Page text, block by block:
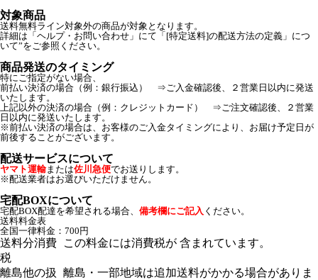
対象商品
送料無料ライン対象外の商品が対象となります。
詳細は「ヘルプ・お問い合わせ」にて「[特定送料]の配送方法の定義」につ
いて”をご参照ください。
商品発送のタイミング
特にご指定がない場合、
前払い決済の場合（例：銀行振込） ⇒ご入金確認後、２営業日以内に発送
いたします。
上記以外の決済の場合（例：クレジットカード） ⇒ご注文確認後、２営業
日以内に発送いたします。
※前払い決済の場合は、お客様のご入金タイミングにより、お届け予定日が
前後することがございます。
配送サービスについて
ヤマト運輸 または佐川急便でお送りします。
※配送業者はお選びいただけません。
宅配BOXについて
宅配BOX配達を希望される場合、 備考欄にご記入 ください。
送料料金表
全国一律料金：700円
送料分消費
税
この料金には消費税が 含まれています。
離島他の扱
離島・一部地域は追加送料がかかる場合がありま